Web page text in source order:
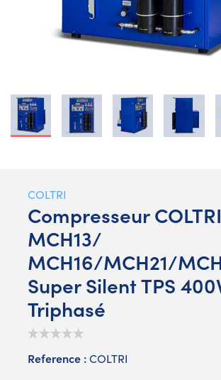
COLTRI
Compresseur COLTRI
MCH13/
MCH16/MCH21/
Super Silent TPS
Triphasé
Reference :COLTRI